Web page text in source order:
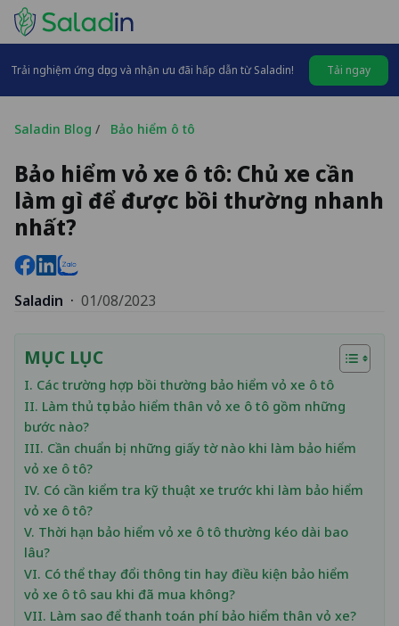
Trải nghiệm ứng dụng và nhận ưu đãi hấp dẫn từ Saladin! Tải ngay
Saladin Blog / Bảo hiểm ô tô
Bảo hiểm vỏ xe ô tô: Chủ xe cần
làm gì để được bồi thường nhanh
nhất?
Saladin · 01/08/2023
MỤC LỤC
I. Các trường hợp bồi thường bảo hiểm vỏ xe ô tô
II. Làm thủ tục bảo hiểm thân vỏ xe ô tô gồm những
bước nào?
III. Cần chuẩn bị những giấy tờ nào khi làm bảo hiểm
vỏ xe ô tô?
IV. Có cần kiểm tra kỹ thuật xe trước khi làm bảo hiểm
vỏ xe ô tô?
V. Thời hạn bảo hiểm vỏ xe ô tô thường kéo dài bao
lâu?
VI. Có thể thay đổi thông tin hay điều kiện bảo hiểm
vỏ xe ô tô sau khi đã mua không?
VII. Làm sao để thanh toán phí bảo hiểm thân vỏ xe?